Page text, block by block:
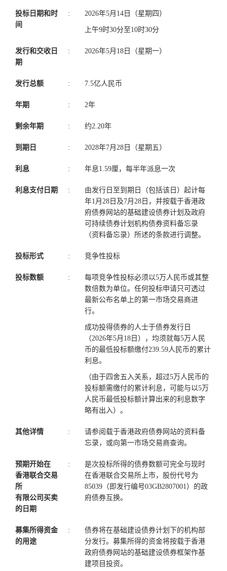
投标日期和时
间
: 2026年5月14日（星期四）
上午9时30分至10时30分
发行和交收日
期
: 2026年5月18日（星期一）
发行总额 : 7.5亿人民币
年期 : 2年
剩余年期 : 约2.20年
到期日 : 2028年7月28日（星期五）
利息 : 年息1.59厘，每半年派息一次
利息支付日期 :
由发行日至到期日（包括该日）起计每
年1月28日及7月28日，并按载于香港政
府债券网站的基础建设债券计划及政府
可持续债券计划机构债券资料备忘录
（资料备忘录）所述的条款进行调整。
投标形式 : 竞争性投标
投标数额 :
每项竞争性投标必须以5万人民币或其整
数倍数为单位。任何投标申请只可透过
最新公布名单上的第一市场交易商进
行。
成功投得债券的人士于债券发行日
（2026年5月18日），均须就每5万人民
币的最低投标额缴付239.59人民币的累计
利息。
（由于四舍五入关系，超过5万人民币的
投标额需缴付的累计利息，可能与以5万
人民币最低投标额计算出来的利息数字
略有出入）。
其他详情 :
请参阅载于香港政府债券网站的资料备
忘录，或向第一市场交易商查询。
预期开始在
香港联合交易
所
有限公司买卖
的日期
:
是次投标所得的债券数额可完全与现时
在香港联合交易所上市，股份代号为
85039（即发行编号03GB2807001）的政
府债券互换。
募集所得资金
的用途
:
债券将在基础建设债券计划下的机构部
分发行。募集所得的资金将按载于香港
政府债券网站的基础建设债券框架作基
建项目投资。